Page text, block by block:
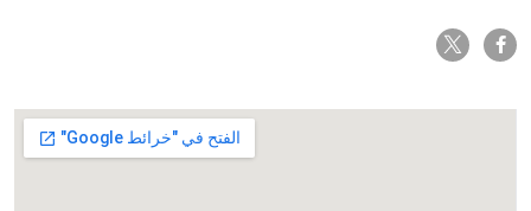
facebook-f
twitter-x